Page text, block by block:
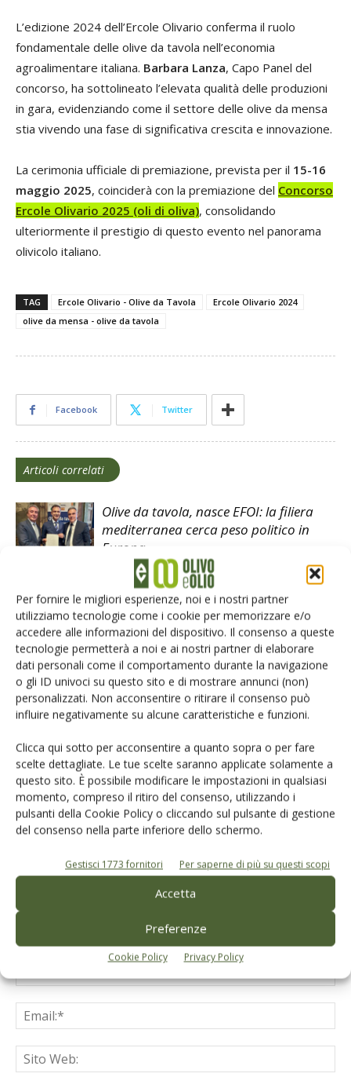
Per fornire le migliori esperienze, noi e i nostri partner
utilizziamo tecnologie come i cookie per memorizzare e/o
accedere alle informazioni del dispositivo. Il consenso a queste
tecnologie permetterà a noi e ai nostri partner di elaborare
dati personali come il comportamento durante la navigazione
o gli ID univoci su questo sito e di mostrare annunci (non)
personalizzati. Non acconsentire o ritirare il consenso può
influire negativamente su alcune caratteristiche e funzioni.
Clicca qui sotto per acconsentire a quanto sopra o per fare
scelte dettagliate. Le tue scelte saranno applicate solamente a
questo sito. È possibile modificare le impostazioni in qualsiasi
momento, compreso il ritiro del consenso, utilizzando i
pulsanti della Cookie Policy o cliccando sul pulsante di gestione
del consenso nella parte inferiore dello schermo.
Gestisci 1773 fornitori Per saperne di più su questi scopi
Accetta
Preferenze
Cookie Policy Privacy Policy
L’edizione 2024 dell’Ercole Olivario conferma il ruolo
fondamentale delle olive da tavola nell’economia
agroalimentare italiana. Barbara Lanza, Capo Panel del
concorso, ha sottolineato l’elevata qualità delle produzioni
in gara, evidenziando come il settore delle olive da mensa
stia vivendo una fase di significativa crescita e innovazione.
La cerimonia ufficiale di premiazione, prevista per il 15-16
maggio 2025, coinciderà con la premiazione del Concorso
Ercole Olivario 2025 (oli di oliva), consolidando
ulteriormente il prestigio di questo evento nel panorama
olivicolo italiano.
TAG Ercole Olivario - Olive da Tavola
Ercole Olivario 2024
olive da mensa - olive da tavola
Facebook Twitter
Articoli correlati
Olive da tavola, nasce EFOI: la filiera
mediterranea cerca peso politico in
Europa
Ercole Olivario 2025, torna la sfida tra
le migliori olive da mensa italiane
4a edizione dell’Ercole Olivario: sezione
olive da tavola 2024
LASCIA UN COMMENTO